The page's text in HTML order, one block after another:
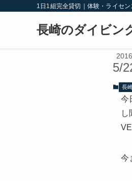
1日1組完全貸切｜体験・ライセ
長崎のダイビン
2016
5/
長
今
し
今